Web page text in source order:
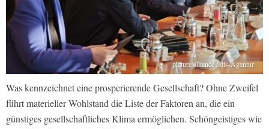
picture alliance / dts-Agentur
Was kennzeichnet eine prosperierende Gesellschaft? Ohne Zweifel
führt materieller Wohlstand die Liste der Faktoren an, die ein
günstiges gesellschaftliches Klima ermöglichen. Schöngeistiges wie